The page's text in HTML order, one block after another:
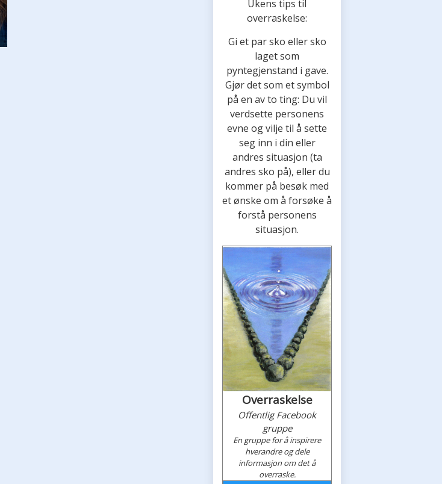
Ukens tips til
overraskelse:
Gi et par sko eller sko
laget som
pyntegjenstand i gave.
Gjør det som et symbol
på en av to ting: Du vil
verdsette personens
evne og vilje til å sette
seg inn i din eller
andres situasjon (ta
andres sko på), eller du
kommer på besøk med
et ønske om å forsøke å
forstå personens
situasjon.
Overraskelse
Offentlig Facebook
gruppe
En gruppe for å inspirere
hverandre og dele
informasjon om det å
overraske.